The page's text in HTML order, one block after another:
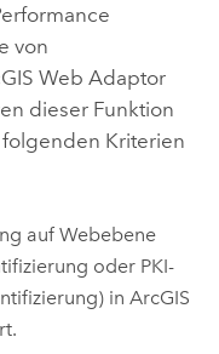
von
Web Adaptor
dieser Funktion
Kriterien
auf Webebene
oder PKI-
inArcGIS